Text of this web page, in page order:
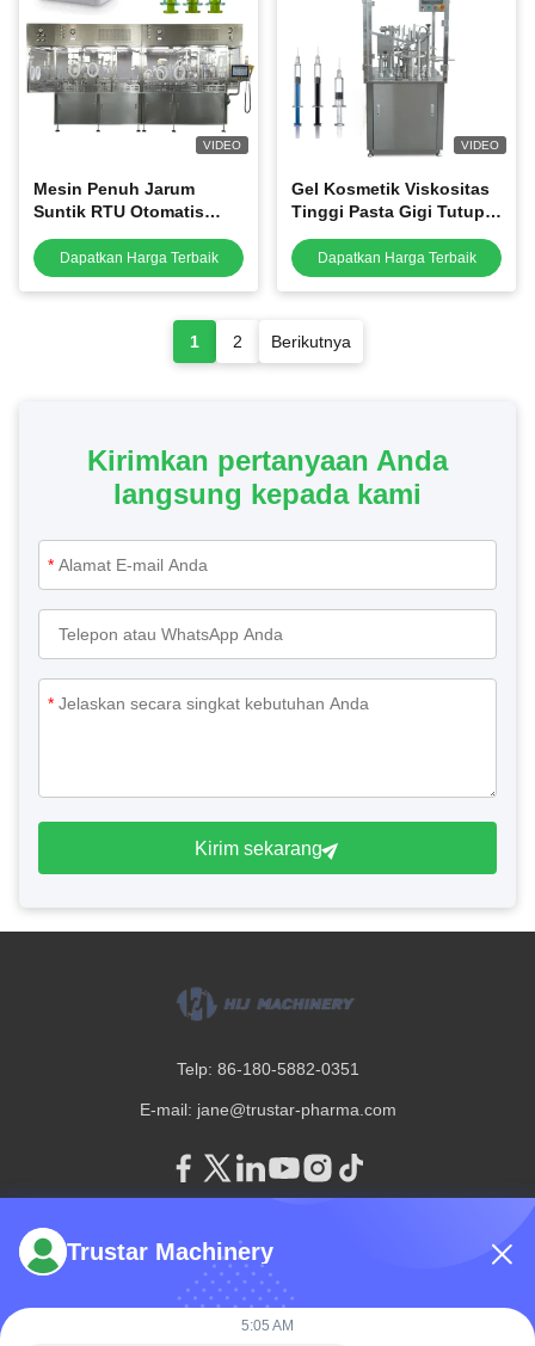
VIDEO
Mesin Penuh Jarum
Suntik RTU Otomatis
untuk Manufaktur Steril
Dapatkan Harga Terbaik
VIDEO
Gel Kosmetik Viskositas
Tinggi Pasta Gigi Tutup
Vaksin Jarum Suntik
Mesin Pengisi
Dapatkan Harga Terbaik
1 2 Berikutnya
Kirimkan pertanyaan Anda
langsung kepada kami
*
*
Kirim sekarang
Telp: 86-180-5882-0351
E-mail: jane@trustar-pharma.com
Tentang Kami
Profil perusahaan
Berita
Trustar Machinery
5:05 AM